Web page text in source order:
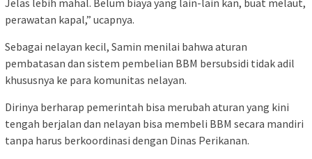
perawatan kapal,” ucapnya.
Sebagai nelayan kecil, Samin menilai bahwa aturan
pembatasan dan sistem pembelian BBM bersubsidi tidak adil
khususnya ke para komunitas nelayan.
Dirinya berharap pemerintah bisa merubah aturan yang kini
tengah berjalan dan nelayan bisa membeli BBM secara mandiri
tanpa harus berkoordinasi dengan Dinas Perikanan.